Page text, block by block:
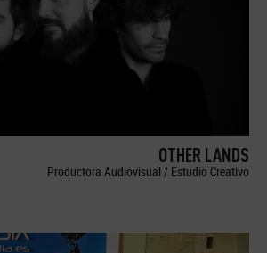
OTHER LANDS
Productora Audiovisual / Estudio Creativo